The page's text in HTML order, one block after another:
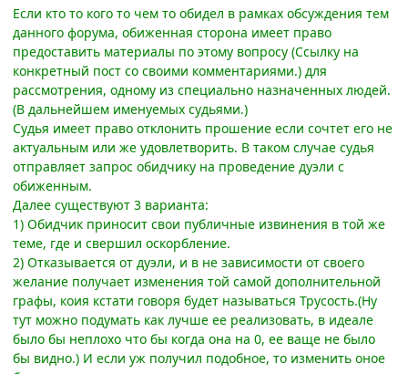
Если кто то кого то чем то обидел в рамках обсуждения тем
данного форума, обиженная сторона имеет право
предоставить материалы по этому вопросу (Ссылку на
конкретный пост со своими комментариями.) для
рассмотрения, одному из специально назначенных людей.
(В дальнейшем именуемых судьями.)
Судья имеет право отклонить прошение если сочтет его не
актуальным или же удовлетворить. В таком случае судья
отправляет запрос обидчику на проведение дуэли с
обиженным.
Далее существуют 3 варианта:
1) Обидчик приносит свои публичные извинения в той же
теме, где и свершил оскорбление.
2) Отказывается от дуэли, и в не зависимости от своего
желание получает изменения той самой дополнительной
графы, коия кстати говоря будет называться Трусость.(Ну
тут можно подумать как лучше ее реализовать, в идеале
было бы неплохо что бы когда она на 0, ее ваще не было
бы видно.) И если уж получил подобное, то изменить оное